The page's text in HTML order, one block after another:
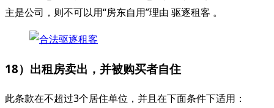
主是公司，则不可以用“房东自用”理由 驱逐租客 。
18）出租房卖出，并被购买者自住
此条款在不超过3个居住单位，并且在下面条件下适用：